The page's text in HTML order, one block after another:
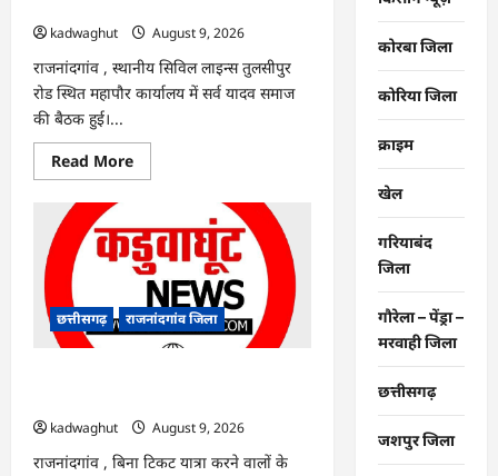
से
बना
आधार
कार्ड…
kadwaghut
August 9, 2026
राजनांदगांव , स्थानीय सिविल लाइन्स तुलसीपुर
रोड स्थित महापौर कार्यालय में सर्व यादव समाज
की बैठक हुई।...
Read MoreRead
more
:
एक
साथ
त्योहार
मनाना
एकता
की
पहचान
छत्तीसगढ़ राजनांदगांव जिला
kadwaghut
August 9, 2026
राजनांदगांव , बिना टिकट यात्रा करने वालों के
कोरबा जिला
कोरिया जिला
क्राइम
खेल
गरियाबंद
जिला
गौरेला – पेंड्रा –
मरवाही जिला
छत्तीसगढ़
जशपुर जिला